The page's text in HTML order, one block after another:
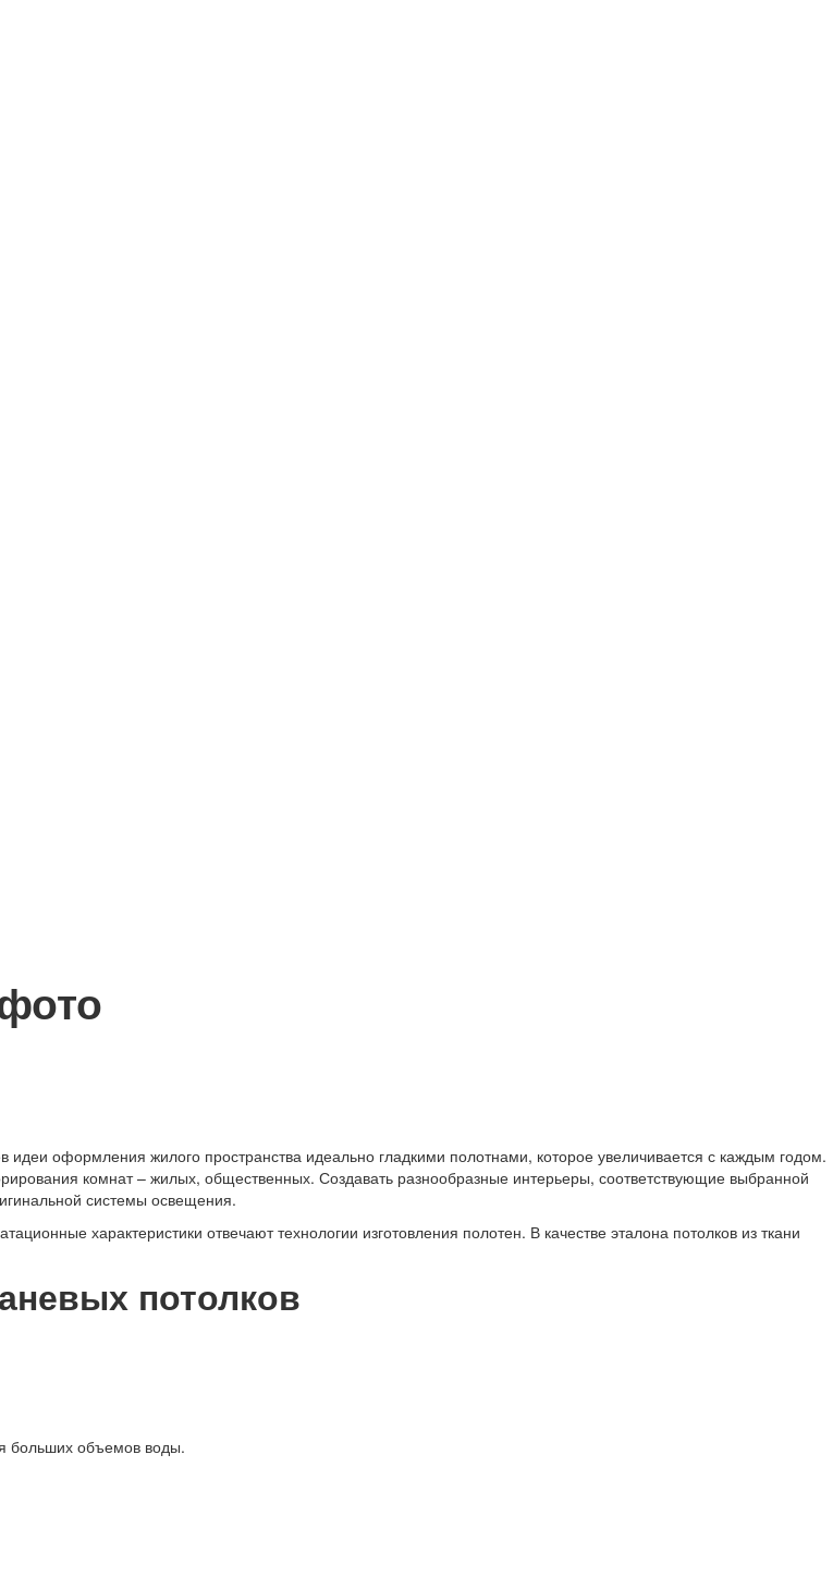
оформления жилого пространства идеально гладкими полотнами, которое увеличивается с каждым годом.
комнат – жилых, общественных. Создавать разнообразные интерьеры, соответствующие выбранной
системы освещения.
характеристики отвечают технологии изготовления полотен. В качестве эталона потолков из ткани
потолков
больших объемов воды.